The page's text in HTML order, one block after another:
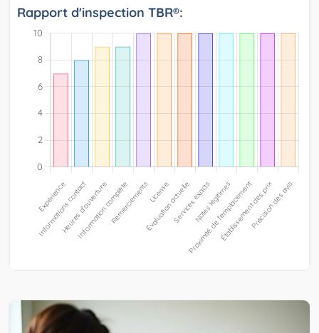
Rapport d'inspection TBR®: